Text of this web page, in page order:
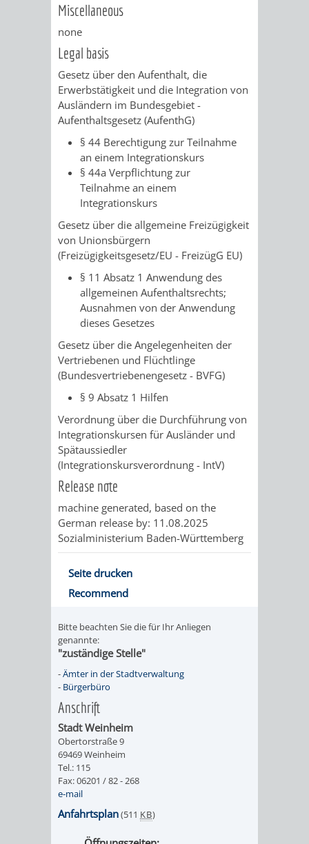
STADTWEGWEISER
ÄMTER
&
BEHÖRDEN
EINRICHTUNGEN
IN
DER
STADT
FRIEDHÖFE
BESTATTUNGSMÖGLICHKEITEN
HAUPTFRIEDHOF
WEINHEIM
FRIEDHÖFE
HOHENSACHSEN
FRIEDHOF
LÜTZELSACHSEN
FRIEDHOF
OBERFLOCKENBACH
FRIEDHOF
RIPPENWEIER-
HEILIGKREUZ
FRIEDHOF
SULZBACH
KIRCHEN
KULTUREINRICHTUNGEN
THEATER
MUSEUM
VERANSTALTUNGEN
KINDER
IM
MUSEUM
STADTBIBLIOTHEK
BIS
Z
AUSLEIHE
MEDIENANGEBOTE
ONLINE-
PRAKTIKA
ERZIEHER/INNEN
KINO
VERANSTALTER
VERANSTALTUNGSRÄUME
STADTHALLE
ROLF-
IM
VERKEHRSINFORMATIONEN
BUSVERKEHRRUFTAXI
CARSHARING
&
PARKEN
APP
EASYPARKEN
RADFAHREN
VRNNEXTBIKE
STADTPLAN /
Miscellaneous
none
Legal basis
Gesetz über den Aufenthalt, die
Erwerbstätigkeit und die Integration von
Ausländern im Bundesgebiet -
Aufenthaltsgesetz (AufenthG)
§ 44 Berechtigung zur Teilnahme
an einem Integrationskurs
§ 44a Verpflichtung zur
Teilnahme an einem
Integrationskurs
Gesetz über die allgemeine Freizügigkeit
von Unionsbürgern
(Freizügigkeitsgesetz/EU - FreizügG EU)
§ 11 Absatz 1 Anwendung des
allgemeinen Aufenthaltsrechts;
Ausnahmen von der Anwendung
dieses Gesetzes
Gesetz über die Angelegenheiten der
Vertriebenen und Flüchtlinge
(Bundesvertriebenengesetz - BVFG)
§ 9 Absatz 1 Hilfen
Verordnung über die Durchführung von
Integrationskursen für Ausländer und
Spätaussiedler
(Integrationskursverordnung - IntV)
Release note
machine generated, based on the
German release by: 11.08.2025
Sozialministerium Baden-Württemberg
Seite drucken
Recommend
Bitte beachten Sie die für Ihr Anliegen
genannte:
"zuständige Stelle"
-Ämter in der Stadtverwaltung
- Bürgerbüro
Anschrift
Stadt Weinheim
Obertorstraße 9
69469 Weinheim
Tel.: 115
Fax: 06201 / 82 - 268
e-mail
Anfahrtsplan(511 KB)